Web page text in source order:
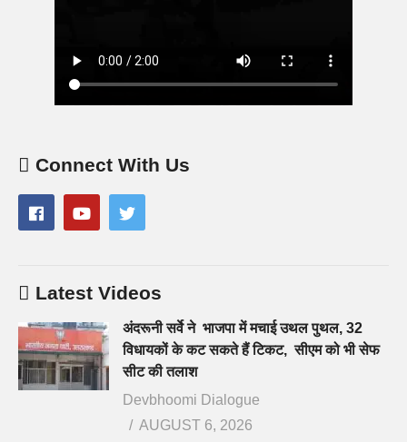
Connect With Us
Latest Videos
अंदरूनी सर्वे ने भाजपा में मचाई उथल पुथल, 32
विधायकों के कट सकते हैं टिकट, सीएम को भी सेफ
सीट की तलाश
Devbhoomi Dialogue
AUGUST 6, 2026